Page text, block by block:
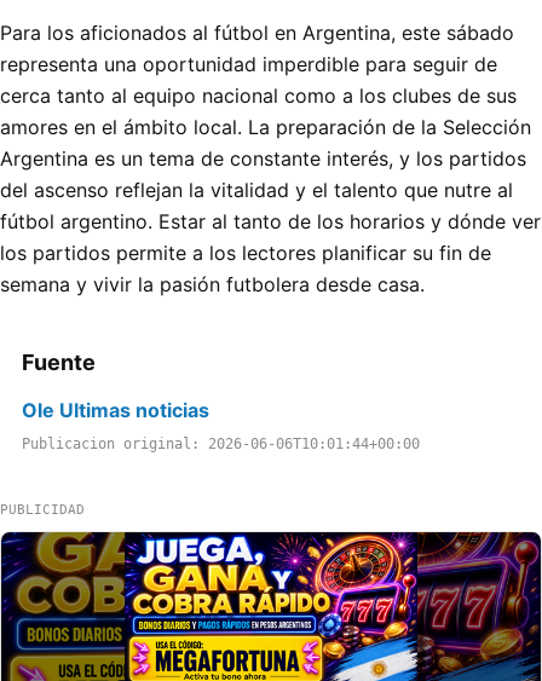
Para los aficionados al fútbol en Argentina, este sábado
representa una oportunidad imperdible para seguir de
cerca tanto al equipo nacional como a los clubes de sus
amores en el ámbito local. La preparación de la Selección
Argentina es un tema de constante interés, y los partidos
del ascenso reflejan la vitalidad y el talento que nutre al
fútbol argentino. Estar al tanto de los horarios y dónde ver
los partidos permite a los lectores planificar su fin de
semana y vivir la pasión futbolera desde casa.
Fuente
Ole Ultimas noticias
Publicacion original: 2026-06-06T10:01:44+00:00
PUBLICIDAD